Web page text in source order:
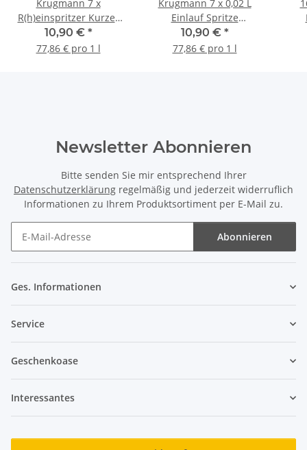
Krugmann 7 x
R(h)einspritzer Kurzer
Spritze Shot
Waldmeisterlikör á 0,02
10,90 € *
77,86 € pro 1 l
Krugmann 7 x 0,02 L
Einlauf Spritze
Maracujalikör 15 % Vol
Party Shot JGA Fete
10,90 € *
77,86 € pro 1 l
Newsletter Abonnieren
Bitte senden Sie mir entsprechend Ihrer
Datenschutzerklärung regelmäßig und jederzeit widerruflich
Informationen zu Ihrem Produktsortiment per E-Mail zu.
Abonnieren
Ges. Informationen
Service
Geschenkoase
Interessantes